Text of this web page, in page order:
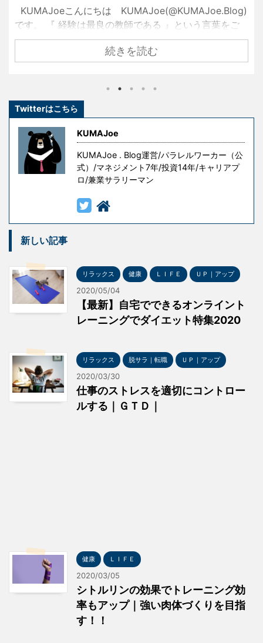
KUMAJoeこんにちは KUMAJoe(@KUMAJoe.Blog)
です。 『 経験は最良の教師である 』という言葉をご
存知でしょうか？ 名経営者として大きな成功を手にし
ている創業者たちも、ずっと順風満帆な人生を送って
ただし授業料が高すぎる 』というものです。 失敗はコ
意味がありますが、無意味な ...
続きを読む
Twitterはこちら
KUMAJoe
KUMAJoe . Blog運営/パラレルワーカー（公
式）/マネジメント7年/投資14年/キャリアプ
ロ/兼業サラリーマン
新しい記事
リラックス 健康 ＬＩＦＥ ＵＰ｜アップ
2020/05/04
【最新】自宅でできるオンライント
レーニングでダイエット特集2020
リラックス 脱サラ｜転職 ＵＰ｜アップ
2020/03/30
仕事のストレスを適切にコントロー
ルする｜ＧＴＤ｜
健康 ＬＩＦＥ
2020/03/05
シトルリンの効果でトレーニング効
率もアップ｜強い肉体づくりを目指
す！！